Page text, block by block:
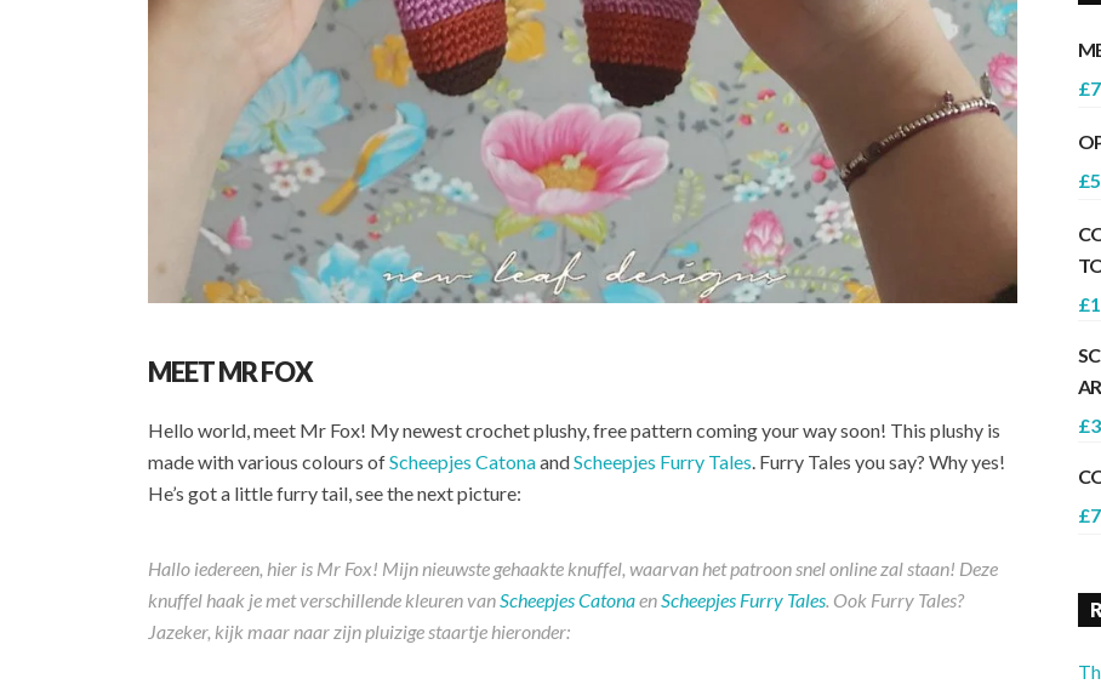
MEET MR FOX
Hello world, meet Mr Fox! My newest crochet plushy, free pattern coming your way soon! This plushy is
made with various colours ofScheepjes CatonaandScheepjes Furry Tales. Furry Tales you say? Why yes!
He’s got a little furry tail, see the next picture:
Hallo iedereen, hier is Mr Fox! Mijn nieuwste gehaakte knuffel, waarvan het patroon snel online zal staan! Deze
knuffel haak je met verschillende kleuren vanScheepjes CatonaenScheepjes Furry Tales. Ook Furry Tales?
Jazeker, kijk maar naar zijn pluizige staartje hieronder:
£
£
£
£
£